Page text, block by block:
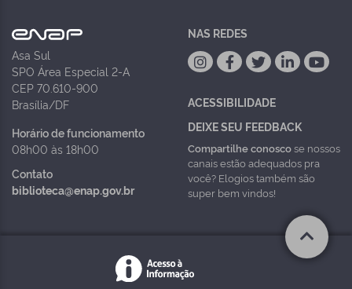
Asa Sul
SPO Área Especial 2-A
CEP 70.610-900
Brasília/DF
Horário de funcionamento
08h00 às 18h00
Contato
biblioteca@enap.gov.br
NAS REDES
ACESSIBILIDADE
DEIXE SEU FEEDBACK
Compartilhe conoscose nossos
canais estão adequados pra
você? Elogios também são
super bem vindos!